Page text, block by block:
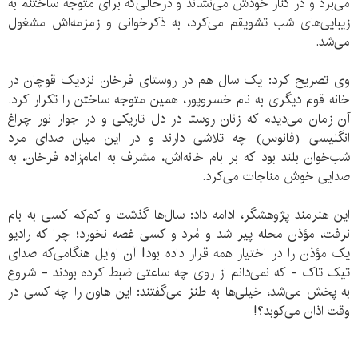
زیبایی‌های شب تشویقم می‌کرد، به ذکرخوانی و زمزمه‌اش مشغول
می‌شد.
وی تصریح کرد: یک سال هم در روستای فرخان نزدیک قوچان در
خانه قوم دیگری به نام خسروپور، همین متوجه ساختن را تکرار کرد.
آن زمان می‌دیدم که زنان روستا در دل تاریکی و در جوار نور چراغ
انگلیسی (فانوس) چه تلاشی دارند و در این میان صدای مرد
شب‌خوان بلند بود که بر بام خانه‌اش، مشرف به امام‌زاده فرخان، به
صدایی خوش مناجات می‌کرد.
این هنرمند پژوهشگر، ادامه داد: سال‌ها گذشت و کم‌کم کسی به بام
نرفت، مؤذن محله پیر شد و مُرد و کسی غصه نخورد؛ چرا که رادیو
یک مؤذن را در اختیار همه قرار داده بود! آن اوایل هنگامی‌که صدای
تیک تاک - که نمی‌دانم از روی چه ساعتی ضبط کرده بودند - شروع
به پخش می‌شد، خیلی‌ها به طنز می‌گفتند: این هاون را چه کسی در
وقت اذان می‌کوبد؟!